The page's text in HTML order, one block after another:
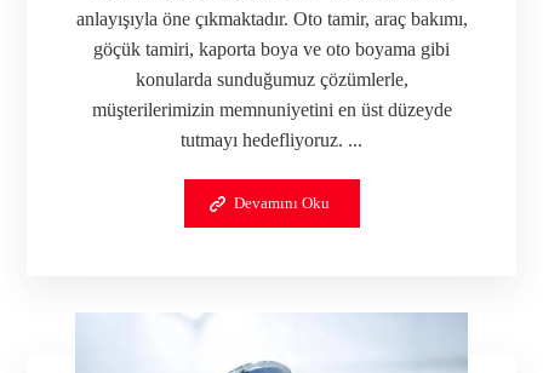
anlayışıyla öne çıkmaktadır. Oto tamir, araç bakımı,
göçük tamiri, kaporta boya ve oto boyama gibi
konularda sunduğumuz çözümlerle,
müşterilerimizin memnuniyetini en üst düzeyde
tutmayı hedefliyoruz. ...
Devamını Oku